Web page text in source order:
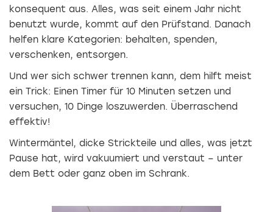
konsequent aus. Alles, was seit einem Jahr nicht
benutzt wurde, kommt auf den Prüfstand. Danach
helfen klare Kategorien: behalten, spenden,
verschenken, entsorgen.
Und wer sich schwer trennen kann, dem hilft meist
ein Trick: Einen Timer für 10 Minuten setzen und
versuchen, 10 Dinge loszuwerden. Überraschend
effektiv!
Wintermäntel, dicke Strickteile und alles, was jetzt
Pause hat, wird vakuumiert und verstaut – unter
dem Bett oder ganz oben im Schrank.